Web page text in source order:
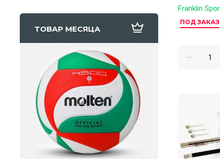
ТОВАР МЕСЯЦА
Franklin
ПОД ЗАКАЗ